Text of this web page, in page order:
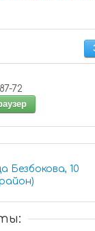
97-87-72
Безбокова, 10